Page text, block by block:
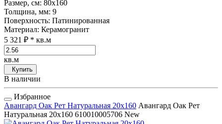
Размер, см: 80x160
Толщина, мм: 9
Поверхность: Патинированная
Материал: Керамогранит
5 321 ₽ * кв.м
кв.м
Купить
В наличии
Избранное
Авангард Оак Рет Натуральная 20x160 Авангард Оак Рет
Натуральная 20x160 610010005706 New